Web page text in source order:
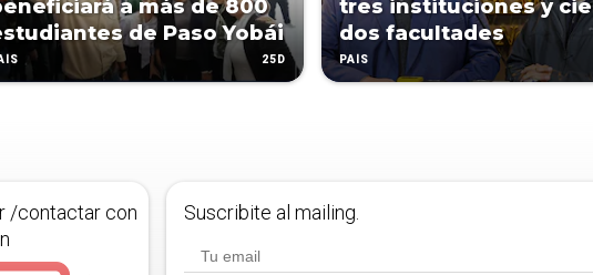
a más de 800
de Paso Yobái
25D
tres instituciones y
dos facultades
PAÍS
/contactar con
Suscribite al mailing.